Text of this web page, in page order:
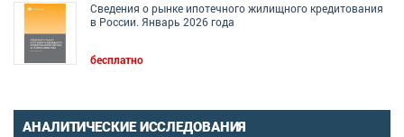
Сведения о рынке ипотечного жилищного кредитования
в России. Январь 2026 года
бесплатно
АНАЛИТИЧЕСКИЕ ИССЛЕДОВАНИЯ